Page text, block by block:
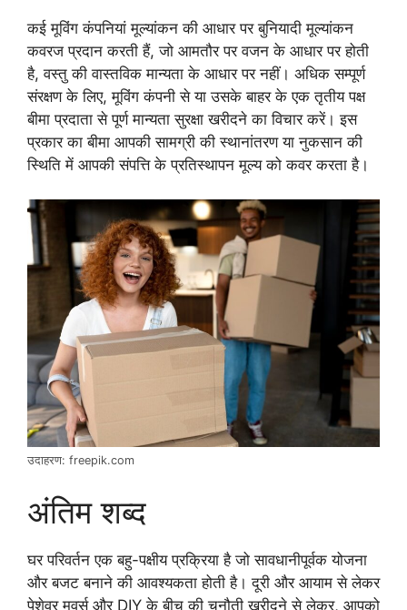
कई मूविंग कंपनियां मूल्यांकन की आधार पर बुनियादी मूल्यांकन
कवरज प्रदान करती हैं, जो आमतौर पर वजन के आधार पर होती
है, वस्तु की वास्तविक मान्यता के आधार पर नहीं। अधिक सम्पूर्ण
संरक्षण के लिए, मूविंग कंपनी से या उसके बाहर के एक तृतीय पक्ष
बीमा प्रदाता से पूर्ण मान्यता सुरक्षा खरीदने का विचार करें। इस
प्रकार का बीमा आपकी सामग्री की स्थानांतरण या नुकसान की
स्थिति में आपकी संपत्ति के प्रतिस्थापन मूल्य को कवर करता है।
उदाहरण: freepik.com
अंतिम शब्द
घर परिवर्तन एक बहु-पक्षीय प्रक्रिया है जो सावधानीपूर्वक योजना
और बजट बनाने की आवश्यकता होती है। दूरी और आयाम से लेकर
पेशेवर मूवर्स और DIY के बीच की चुनौती खरीदने से लेकर, आपको